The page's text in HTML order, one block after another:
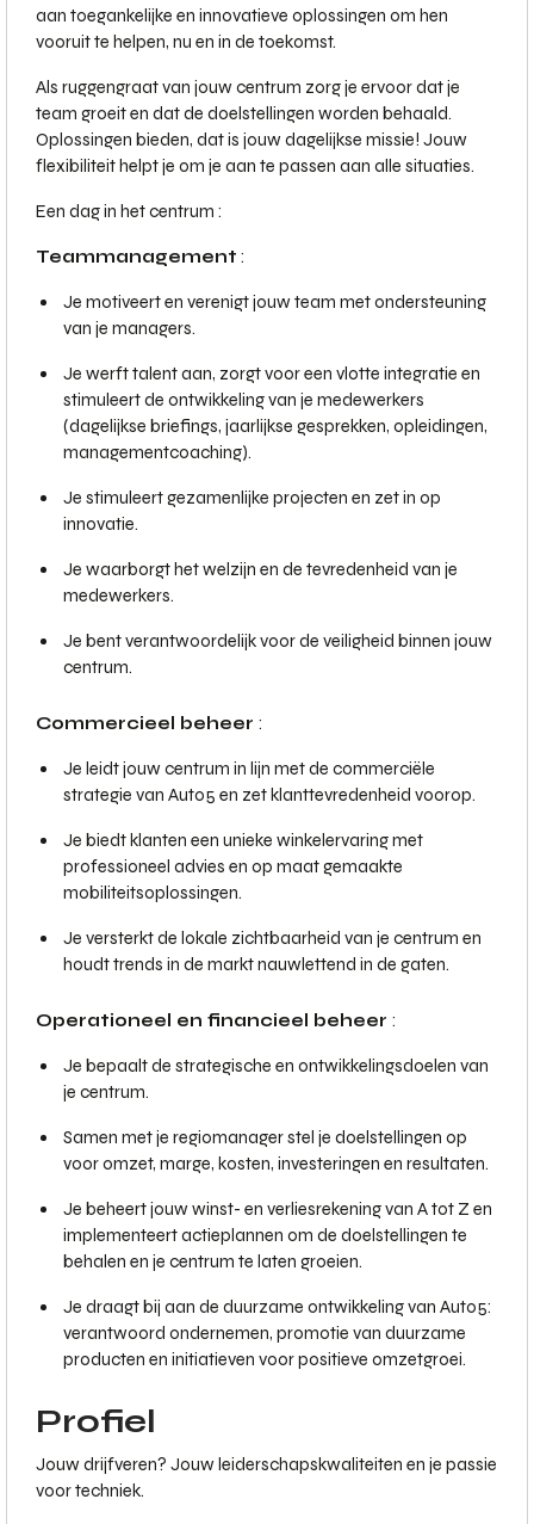
aan toegankelijke en innovatieve oplossingen om hen
vooruit te helpen, nu en in de toekomst.
Als ruggengraat van jouw centrum zorg je ervoor dat je
team groeit en dat de doelstellingen worden behaald.
Oplossingen bieden, dat is jouw dagelijkse missie! Jouw
flexibiliteit helpt je om je aan te passen aan alle situaties.
Een dag in het centrum :
Teammanagement :
Je motiveert en verenigt jouw team met ondersteuning
van je managers.
Je werft talent aan, zorgt voor een vlotte integratie en
stimuleert de ontwikkeling van je medewerkers
(dagelijkse briefings, jaarlijkse gesprekken, opleidingen,
managementcoaching).
Je stimuleert gezamenlijke projecten en zet in op
innovatie.
Je waarborgt het welzijn en de tevredenheid van je
medewerkers.
Je bent verantwoordelijk voor de veiligheid binnen jouw
centrum.
Commercieel beheer :
Je leidt jouw centrum in lijn met de commerciële
strategie van Auto5 en zet klanttevredenheid voorop.
Je biedt klanten een unieke winkelervaring met
professioneel advies en op maat gemaakte
mobiliteitsoplossingen.
Je versterkt de lokale zichtbaarheid van je centrum en
houdt trends in de markt nauwlettend in de gaten.
Operationeel en financieel beheer :
Je bepaalt de strategische en ontwikkelingsdoelen van
je centrum.
Samen met je regiomanager stel je doelstellingen op
voor omzet, marge, kosten, investeringen en resultaten.
Je beheert jouw winst- en verliesrekening van A tot Z en
implementeert actieplannen om de doelstellingen te
behalen en je centrum te laten groeien.
Je draagt bij aan de duurzame ontwikkeling van Auto5:
verantwoord ondernemen, promotie van duurzame
producten en initiatieven voor positieve omzetgroei.
Profiel
Jouw drijfveren? Jouw leiderschapskwaliteiten en je passie
voor techniek.